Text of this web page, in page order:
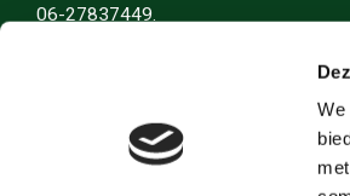
We
06-27837449.